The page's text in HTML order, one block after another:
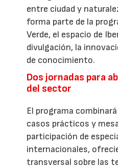
entre ciudad y
forma parte de la
Verde, el espacio de
divulgación, la
de conocimiento.
Dos jornadas para
del sector
El programa
casos prácticos y
participación de
internacionales,
transversal sobre las